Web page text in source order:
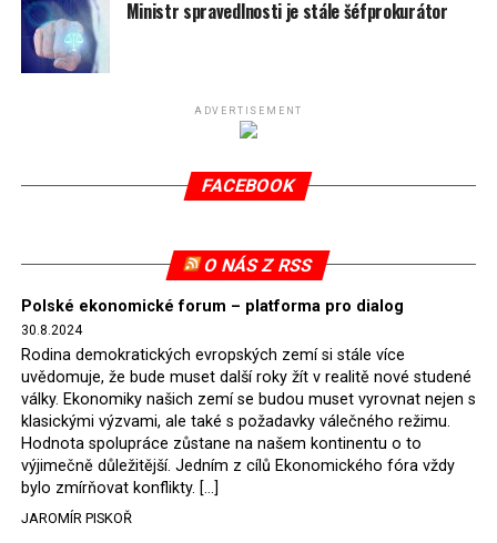
spotřeby.
Připomeňme, že ukončení těžby hnědého uhlí pro
(SDEU) v souvislosti se stížnostmi českých samospráv
verdiktem španělské soudkyně Rosario Silva de Lapureta
tomuto rozhodnutí nevyhověla, proto na žádost
2022, než byl tento případ z důvodu uzavření dohody
Polska s Českou republikou o odstranění příčin sporu o
důl Turów vymazán z rejstříku tribunálu. Celkem si
Polsko nechalo z přiznaných evropských fondů odečíst
asi 70 milionů eur na pokutách a 45 milionů eur
zaplatilo jako odškodnění České republice – ale jak důl,
tak elektrárna nadále fungovaly. Už tehdy zástupci
tehdejší opozice a dnes vládnoucí koalice, jako
místopředseda Občanské platformy (PO) Rafał
Ministr spravedlnosti je stále šéfprokurátor
ADVERTISEMENT
FACEBOOK
O NÁS Z RSS
Polské ekonomické forum – platforma pro dialog
30.8.2024
Rodina demokratických evropských zemí si stále více
uvědomuje, že bude muset další roky žít v realitě nové studené
války. Ekonomiky našich zemí se budou muset vyrovnat nejen s
klasickými výzvami, ale také s požadavky válečného režimu.
Hodnota spolupráce zůstane na našem kontinentu o to
výjimečně důležitější. Jedním z cílů Ekonomického fóra vždy
bylo zmírňovat konflikty. […]
JAROMÍR PISKOŘ